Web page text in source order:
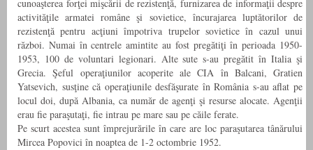
cunoaşterea forţei mişcării de rezistenţă, furnizarea de informaţii despre
activităţile armatei române şi sovietice, încurajarea luptătorilor de
rezistenţă pentru acţiuni împotriva trupelor sovietice în cazul unui
război. Numai în centrele amintite au fost pregătiţi în perioada 1950-
1953, 100 de voluntari legionari. Alte sute s-au pregătit în Italia şi
Grecia. Şeful operaţiunilor acoperite ale CIA în Balcani, Gratien
Yatsevich, susţine că operaţiunile desfăşurate în România s-au aflat pe
locul doi, după Albania, ca număr de agenţi şi resurse alocate. Agenţii
erau fie paraşutaţi, fie intrau pe mare sau pe căile ferate.
Pe scurt acestea sunt împrejurările în care are loc paraşutarea tânărului
Mircea Popovici în noaptea de 1-2 octombrie 1952.